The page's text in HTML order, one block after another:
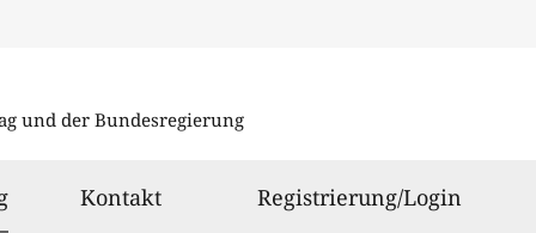
und der Bundesregierung
ausgewählt
Kontakt Registrierung/Login